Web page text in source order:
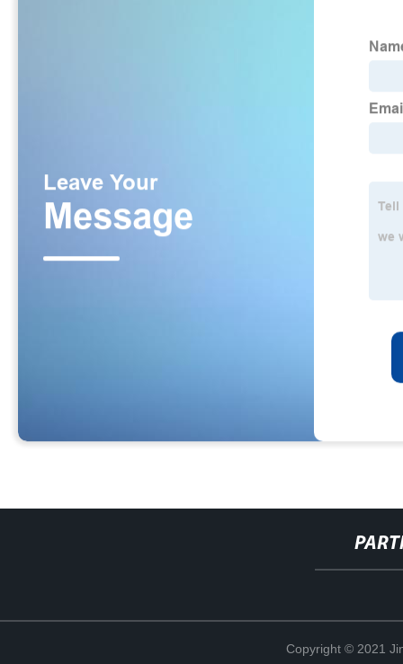
Copyright © 2021